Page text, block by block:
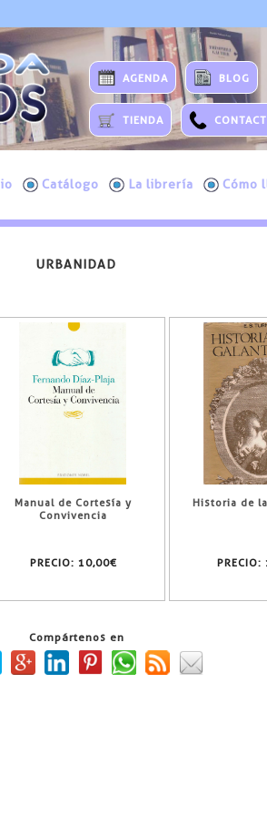
AGENDA BLOG
TIENDA
Catálogo La librería Cómo
URBANIDAD
Manual de Cortesía y
Convivencia
PRECIO: 10,00€
Historia de
PRECIO:
Compártenos en